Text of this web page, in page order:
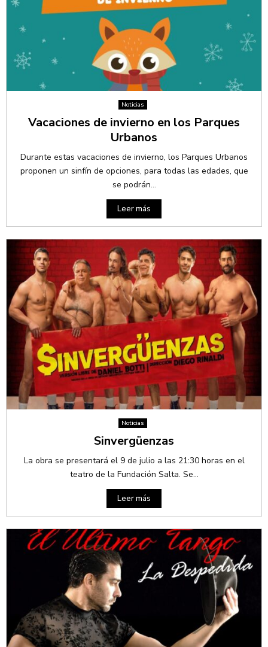
Noticias
Vacaciones de invierno en los Parques
Urbanos
Durante estas vacaciones de invierno, los Parques Urbanos
proponen un sinfín de opciones, para todas las edades, que
se podrán...
Leer más
Noticias
Sinvergüenzas
La obra se presentará el 9 de julio a las 21:30 horas en el
teatro de la Fundación Salta. Se...
Leer más